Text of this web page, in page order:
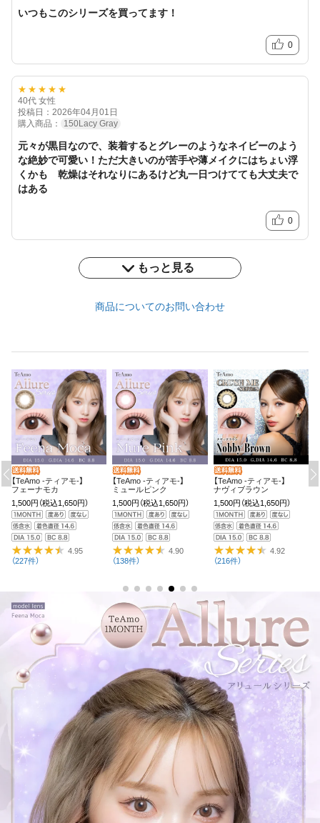
いつもこのシリーズを買ってます！
0
★★★★★
40代 女性
投稿日：2026年04月01日
購入商品：
150Lacy Gray
元々が黒目なので、装着するとグレーのようなネイビーのよう
な絶妙で可愛い！ただ大きいのが苦手や薄メイクにはちょい浮
くかも 乾燥はそれなりにあるけど丸一日つけてても大丈夫で
はある
0
もっと見る
商品についてのお問い合わせ
【TeAmo -ティアモ-】
ミュールピンク
1,500円 （税込1,650円）
4.90
（138件）
【TeAmo -ティアモ-】
ナヴィブラウン
1,500円 （税込1,650円）
4.92
（216件）
【TeAmo -ティアモ-】
レーシーベージュ
（1MONTH）
1,500円（税込1,650円）